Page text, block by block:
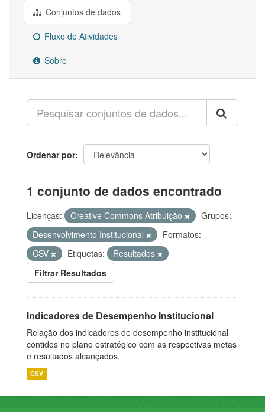
Conjuntos de dados
Fluxo de Atividades
Sobre
Ordenar por
1 conjunto de dados encontrado
Licenças: Creative Commons Atribuição
Grupos:
Desenvolvimento Institucional
Formatos:
CSV
Etiquetas:
Resultados
Filtrar Resultados
Indicadores de Desempenho Institucional
Relação dos indicadores de desempenho institucional
contidos no plano estratégico com as respectivas metas
e resultados alcançados.
CSV